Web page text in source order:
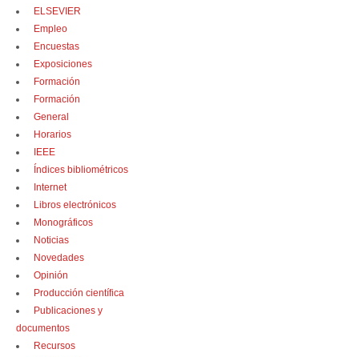
ELSEVIER
Empleo
Encuestas
Exposiciones
Formación
Formación
General
Horarios
IEEE
Índices bibliométricos
Internet
Libros electrónicos
Monográficos
Noticias
Novedades
Opinión
Producción científica
Publicaciones y
documentos
Recursos